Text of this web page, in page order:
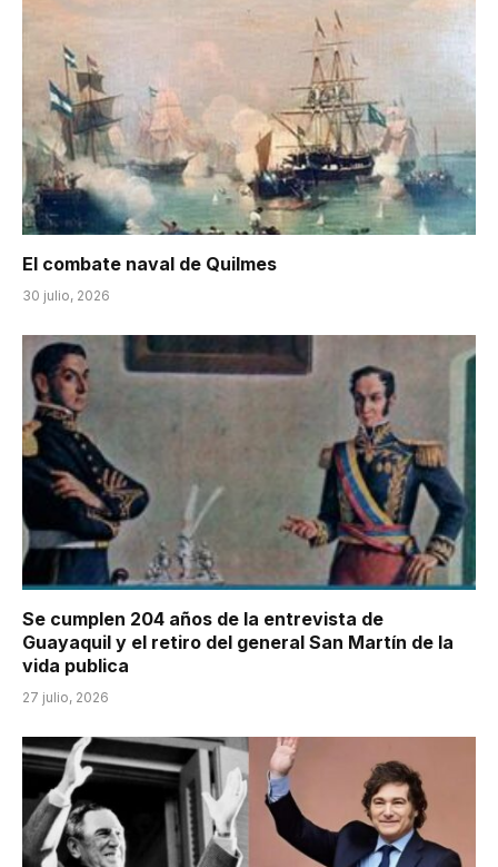
El combate naval de Quilmes
30 julio, 2026
Se cumplen 204 años de la entrevista de
Guayaquil y el retiro del general San Martín de la
vida publica
27 julio, 2026